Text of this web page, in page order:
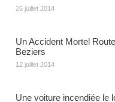
26 juillet 2014
Un Accident Mortel
Beziers
12 juillet 2014
Une voiture incendiée le